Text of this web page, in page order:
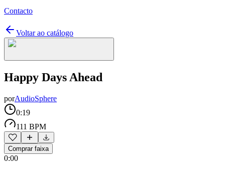
Contacto
Voltar ao catálogo
Happy Days Ahead
porAudioSphere
0:19
111 BPM
Comprar faixa
0:00